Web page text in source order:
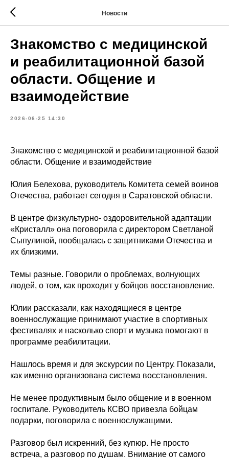
Новости
Знакомство с медицинской
и реабилитационной базой
области. Общение и
взаимодействие
2026-06-25 14:30
Знакомство с медицинской и реабилитационной базой
области. Общение и взаимодействие
Юлия Белехова, руководитель Комитета семей воинов
Отечества, работает сегодня в Саратовской области.
В центре физкультурно- оздоровительной адаптации
«Кристалл» она поговорила с директором Светланой
Сыпулиной, пообщалась с защитниками Отечества и
их близкими.
Темы разные. Говорили о проблемах, волнующих
людей, о том, как проходит у бойцов восстановление.
Юлии рассказали, как находящиеся в центре
военнослужащие принимают участие в спортивных
фестивалях и насколько спорт и музыка помогают в
программе реабилитации.
Нашлось время и для экскурсии по Центру. Показали,
как именно организована система восстановления.
Не менее продуктивным было общение и в военном
госпитале. Руководитель КСВО привезла бойцам
подарки, поговорила с военнослужащими.
Разговор был искренний, без купюр. Не просто
встреча, а разговор по душам. Внимание от самого